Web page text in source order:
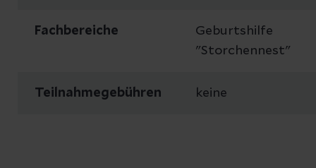
Fachbereiche
Geburtshilfe
"Storchennest"
Teilnahmegebühren keine